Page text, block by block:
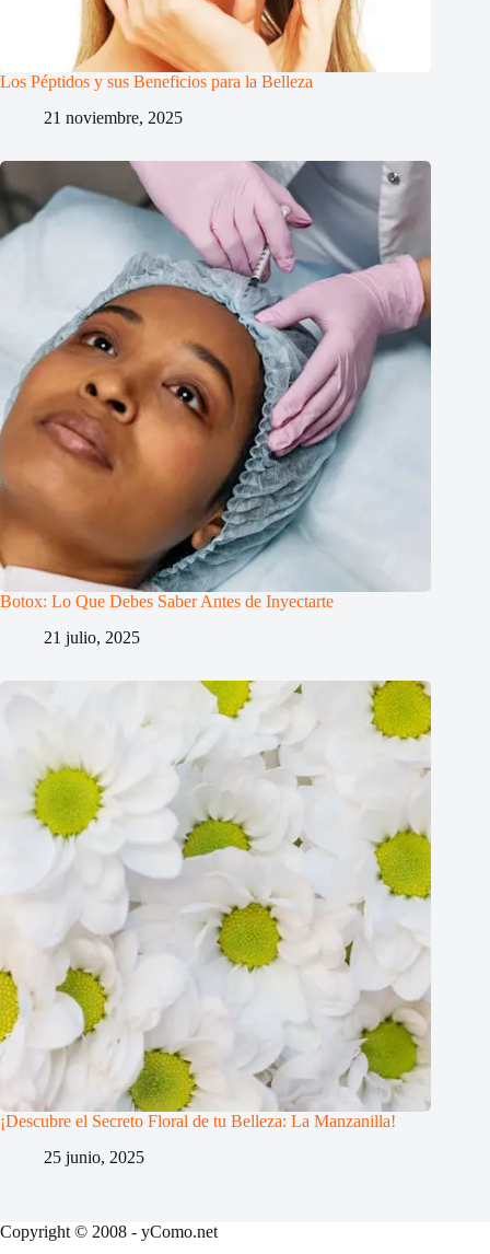
Los Péptidos y sus Beneficios para la Belleza
21 noviembre, 2025
Botox: Lo Que Debes Saber Antes de Inyectarte
21 julio, 2025
¡Descubre el Secreto Floral de tu Belleza: La Manzanilla!
25 junio, 2025
Copyright © 2008 - yComo.net